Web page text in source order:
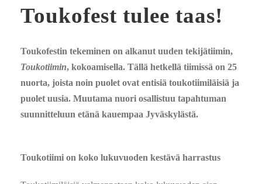
Toukofest tulee taas!
Toukofestin tekeminen on alkanut uuden tekijätiimin,
Toukotiimin, kokoamisella. Tällä hetkellä tiimissä on 25
nuorta, joista noin puolet ovat entisiä toukotiimiläisiä ja
puolet uusia. Muutama nuori osallistuu tapahtuman
suunnitteluun etänä kauempaa Jyväskylästä.
Toukotiimi on koko lukuvuoden kestävä harrastus